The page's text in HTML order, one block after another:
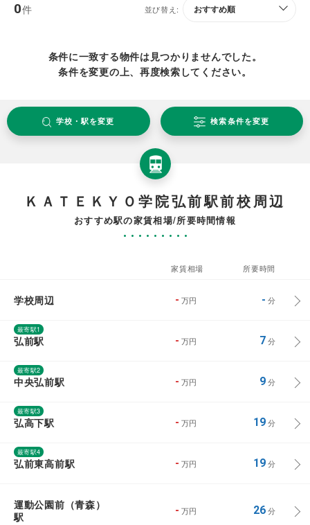
0件 並び替え:
条件に一致する物件は見つかりませんでした。
条件を変更の上、再度検索してください。
学校・駅を変更 検索条件を変更
ＫＡＴＥＫＹＯ学院弘前駅前校周辺
おすすめ駅の家賃相場/所要時間情報
家賃相場 所要時間
学校周辺 - 万円 - 分
最寄駅1
弘前駅 - 万円 7分
最寄駅2
中央弘前駅 - 万円 9分
最寄駅3
弘高下駅 - 万円 19分
最寄駅4
弘前東高前駅 - 万円 19分
運動公園前（青森）
駅
- 万円 26分